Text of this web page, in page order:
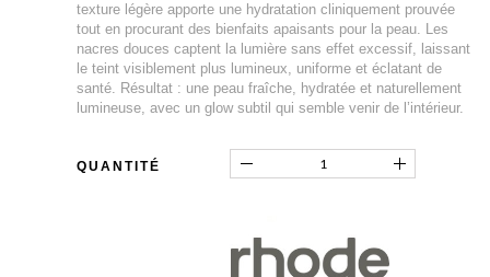
texture légère apporte une hydratation cliniquement prouvée
tout en procurant des bienfaits apaisants pour la peau. Les
nacres douces captent la lumière sans effet excessif, laissant
le teint visiblement plus lumineux, uniforme et éclatant de
santé. Résultat : une peau fraîche, hydratée et naturellement
lumineuse, avec un glow subtil qui semble venir de l’intérieur.
QUANTITÉ